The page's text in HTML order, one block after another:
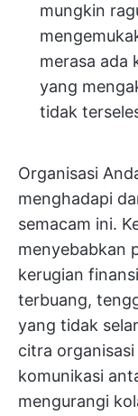
mungkin
merasa ada
yang
tidak
Organisasi
menghadapi
semacam ini.
menyebabkan
kerugian
terbuang,
yang tidak
citra
komunikasi
mengurangi